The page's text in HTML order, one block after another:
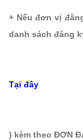
+ Nếu đơn vị
danh sách đăng
Tại đây
) kèm theo ĐƠN